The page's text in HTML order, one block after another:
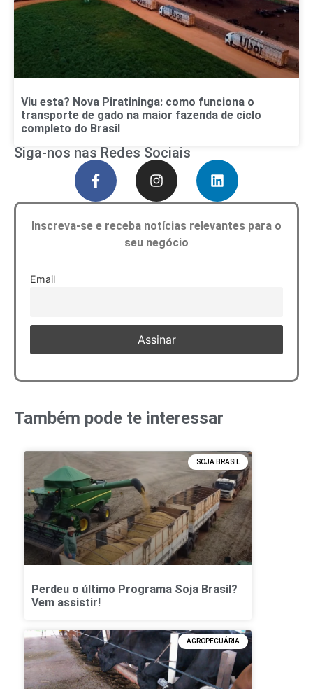
Viu esta? Nova Piratininga: como funciona o
transporte de gado na maior fazenda de ciclo
completo do Brasil
Siga-nos nas Redes Sociais
Inscreva-se e receba notícias relevantes para o
seu negócio
Email
Também pode te interessar
SOJA BRASIL
Perdeu o último Programa Soja Brasil?
Vem assistir!
AGROPECUÁRIA